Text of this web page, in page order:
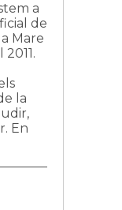
a
de
Mare
la
En